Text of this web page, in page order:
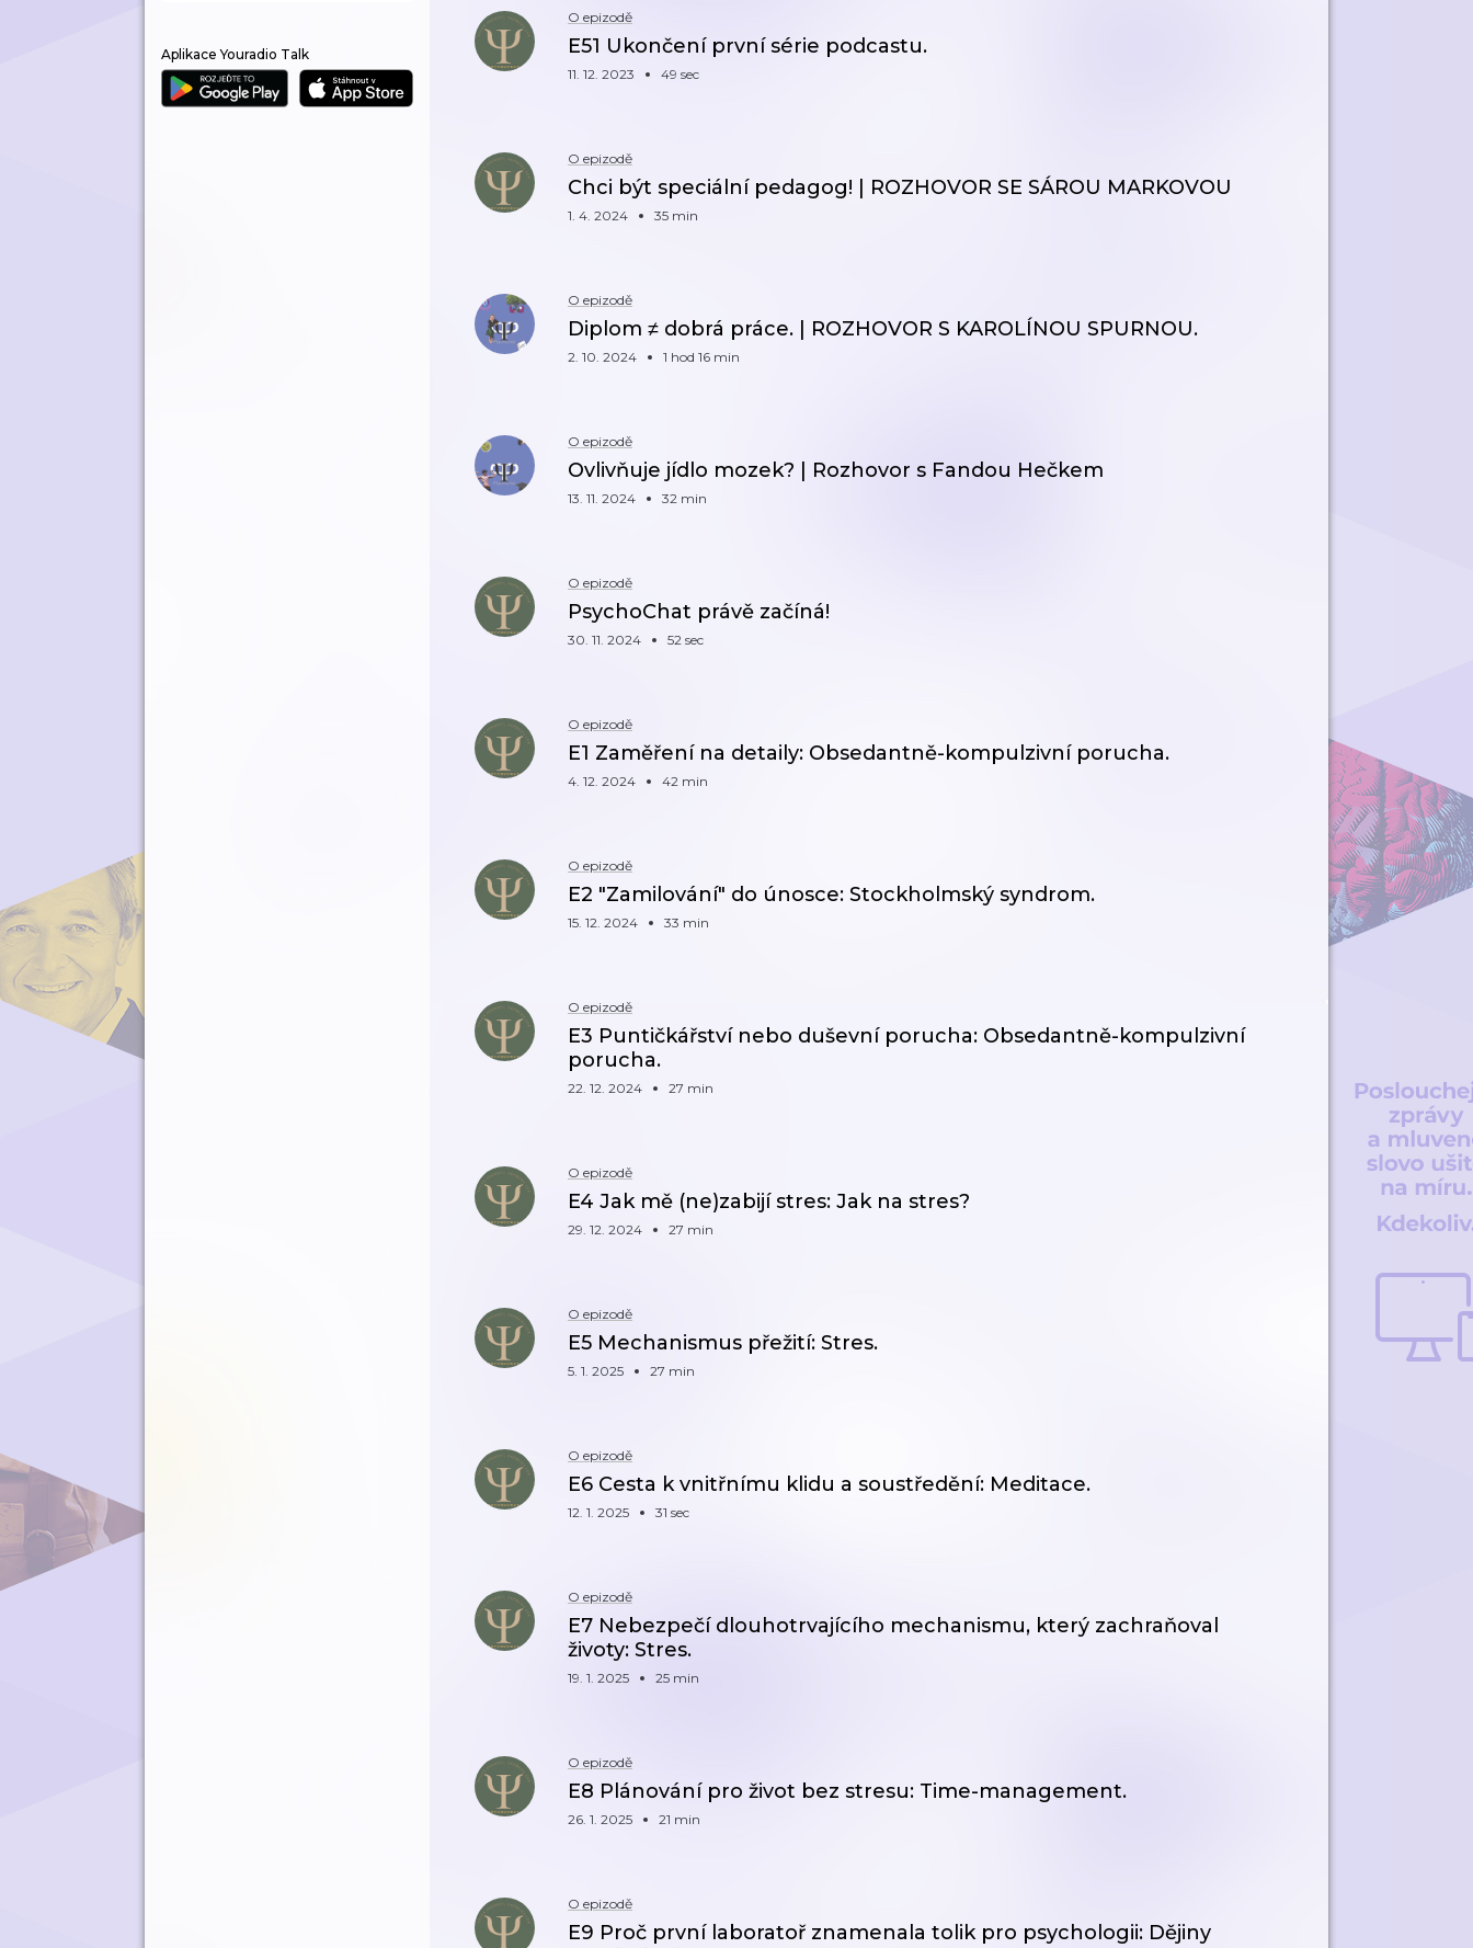
Aplikace Youradio Talk
O epizodě
E51 Ukončení první série podcastu.
11. 12. 2023 49 sec
O epizodě
Chci být speciální pedagog! | ROZHOVOR SE SÁROU MARKOVOU
1. 4. 2024 35 min
O epizodě
Diplom ≠ dobrá práce. | ROZHOVOR S KAROLÍNOU SPURNOU.
2. 10. 2024 1 hod 16 min
O epizodě
Ovlivňuje jídlo mozek? | Rozhovor s Fandou Hečkem
13. 11. 2024 32 min
O epizodě
PsychoChat právě začíná!
30. 11. 2024 52 sec
O epizodě
E1 Zaměření na detaily: Obsedantně-kompulzivní porucha.
4. 12. 2024 42 min
O epizodě
E2 "Zamilování" do únosce: Stockholmský syndrom.
15. 12. 2024 33 min
O epizodě
E3 Puntičkářství nebo duševní porucha: Obsedantně-kompulzivní
porucha.
22. 12. 2024 27 min
O epizodě
E4 Jak mě (ne)zabijí stres: Jak na stres?
29. 12. 2024 27 min
O epizodě
E5 Mechanismus přežití: Stres.
5. 1. 2025 27 min
O epizodě
E6 Cesta k vnitřnímu klidu a soustředění: Meditace.
12. 1. 2025 31 sec
O epizodě
E7 Nebezpečí dlouhotrvajícího mechanismu, který zachraňoval
životy: Stres.
19. 1. 2025 25 min
O epizodě
E8 Plánování pro život bez stresu: Time-management.
26. 1. 2025 21 min
O epizodě
E9 Proč první laboratoř znamenala tolik pro psychologii: Dějiny